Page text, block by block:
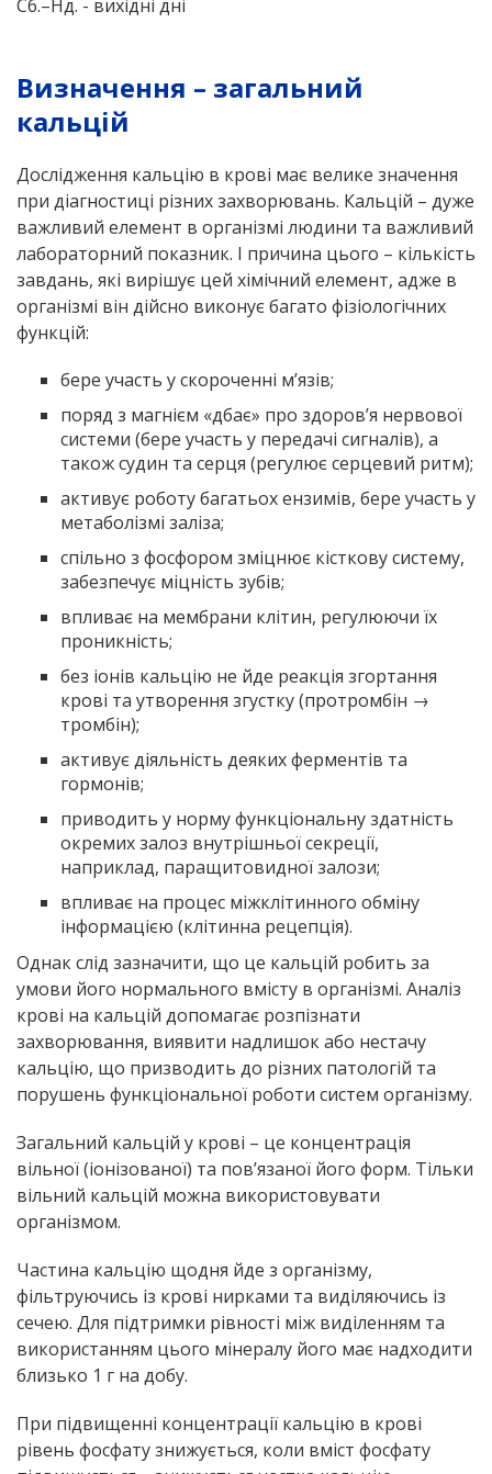
Сб.–Нд. - вихідні дні
Визначення – загальний
кальцій
Дослідження кальцію в крові має велике значення
при діагностиці різних захворювань. Кальцій – дуже
важливий елемент в організмі людини та важливий
лабораторний показник. І причина цього – кількість
завдань, які вирішує цей хімічний елемент, адже в
організмі він дійсно виконує багато фізіологічних
функцій:
бере участь у скороченні м’язів;
поряд з магнієм «дбає» про здоров’я нервової
системи (бере участь у передачі сигналів), а
також судин та серця (регулює серцевий ритм);
активує роботу багатьох ензимів, бере участь у
метаболізмі заліза;
спільно з фосфором зміцнює кісткову систему,
забезпечує міцність зубів;
впливає на мембрани клітин, регулюючи їх
проникність;
без іонів кальцію не йде реакція згортання
крові та утворення згустку (протромбін →
тромбін);
активує діяльність деяких ферментів та
гормонів;
приводить у норму функціональну здатність
окремих залоз внутрішньої секреції,
наприклад, паращитовидної залози;
впливає на процес міжклітинного обміну
інформацією (клітинна рецепція).
Однак слід зазначити, що це кальцій робить за
умови його нормального вмісту в організмі. Аналіз
крові на кальцій допомагає розпізнати
захворювання, виявити надлишок або нестачу
кальцію, що призводить до різних патологій та
порушень функціональної роботи систем організму.
Загальний кальцій у крові – це концентрація
вільної (іонізованої) та пов’язаної його форм. Тільки
вільний кальцій можна використовувати
організмом.
Частина кальцію щодня йде з організму,
фільтруючись із крові нирками та виділяючись із
сечею. Для підтримки рівності між виділенням та
використанням цього мінералу його має надходити
близько 1 г на добу.
При підвищенні концентрації кальцію в крові
рівень фосфату знижується, коли вміст фосфату